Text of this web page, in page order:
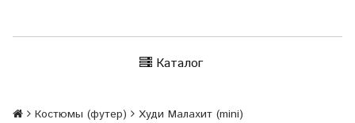
Каталог
Костюмы (футер) Худи Малахит (mini)